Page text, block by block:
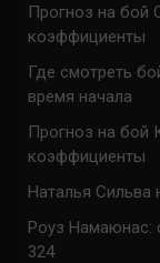
Прогноз на бой
коэффициенты
Где смотреть
время начала
Прогноз на бой
коэффициенты
Наталья Сильва
Роуз Намаюнас:
324